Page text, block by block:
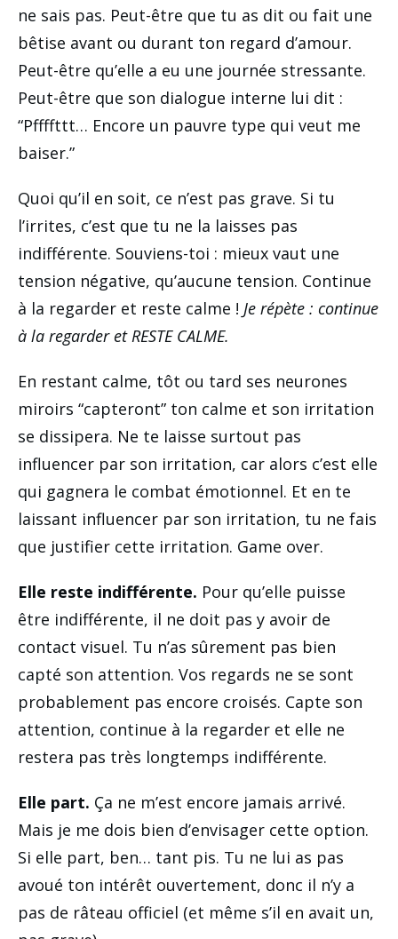
ne sais pas. Peut-être que tu as dit ou fait une
bêtise avant ou durant ton regard d’amour.
Peut-être qu’elle a eu une journée stressante.
Peut-être que son dialogue interne lui dit :
“Pffffttt… Encore un pauvre type qui veut me
baiser.”
Quoi qu’il en soit, ce n’est pas grave. Si tu
l’irrites, c’est que tu ne la laisses pas
indifférente. Souviens-toi : mieux vaut une
tension négative, qu’aucune tension. Continue
à la regarder et reste calme ! Je répète : continue
à la regarder et RESTE CALME.
En restant calme, tôt ou tard ses neurones
miroirs “capteront” ton calme et son irritation
se dissipera. Ne te laisse surtout pas
influencer par son irritation, car alors c’est elle
qui gagnera le combat émotionnel. Et en te
laissant influencer par son irritation, tu ne fais
que justifier cette irritation. Game over.
Elle reste indifférente. Pour qu’elle puisse
être indifférente, il ne doit pas y avoir de
contact visuel. Tu n’as sûrement pas bien
capté son attention. Vos regards ne se sont
probablement pas encore croisés. Capte son
attention, continue à la regarder et elle ne
restera pas très longtemps indifférente.
Elle part. Ça ne m’est encore jamais arrivé.
Mais je me dois bien d’envisager cette option.
Si elle part, ben… tant pis. Tu ne lui as pas
avoué ton intérêt ouvertement, donc il n’y a
pas de râteau officiel (et même s’il en avait un,